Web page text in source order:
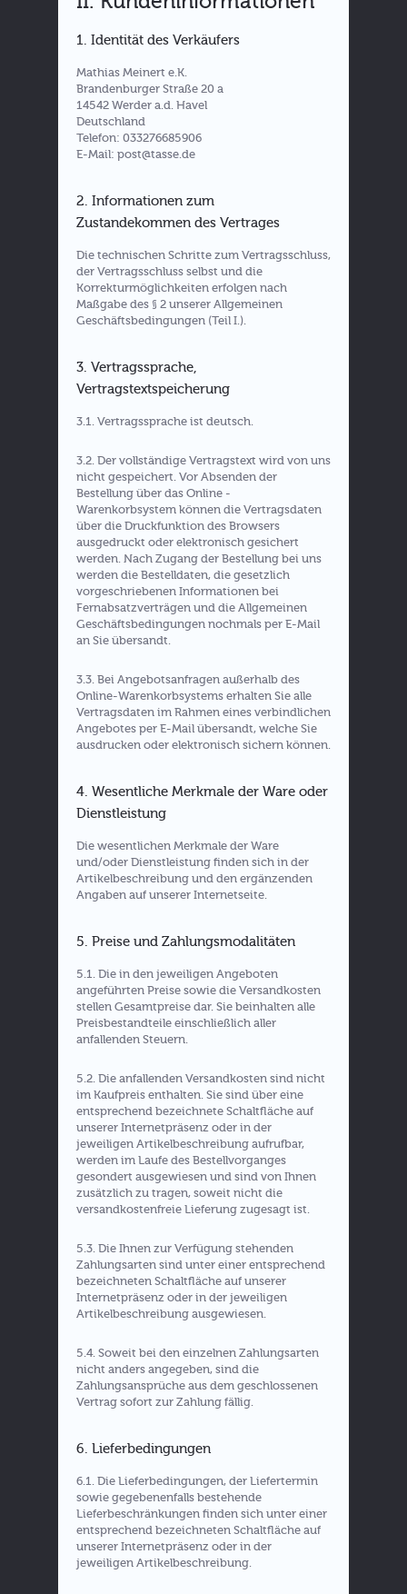
1. Identität des Verkäufers
Mathias Meinert e.K.
Brandenburger Straße 20 a
14542 Werder a.d. Havel
Deutschland
Telefon: 033276685906
E-Mail: post@tasse.de
2. Informationen zum
Zustandekommen des Vertrages
Die technischen Schritte zum Vertragsschluss,
der Vertragsschluss selbst und die
Korrekturmöglichkeiten erfolgen nach
Maßgabe des § 2 unserer Allgemeinen
Geschäftsbedingungen (Teil I.).
3. Vertragssprache,
Vertragstextspeicherung
3.1. Vertragssprache ist deutsch.
3.2. Der vollständige Vertragstext wird von uns
nicht gespeichert. Vor Absenden der
Bestellung über das Online -
Warenkorbsystem können die Vertragsdaten
über die Druckfunktion des Browsers
ausgedruckt oder elektronisch gesichert
werden. Nach Zugang der Bestellung bei uns
werden die Bestelldaten, die gesetzlich
vorgeschriebenen Informationen bei
Fernabsatzverträgen und die Allgemeinen
Geschäftsbedingungen nochmals per E-Mail
an Sie übersandt.
3.3. Bei Angebotsanfragen außerhalb des
Online-Warenkorbsystems erhalten Sie alle
Vertragsdaten im Rahmen eines verbindlichen
Angebotes per E-Mail übersandt, welche Sie
ausdrucken oder elektronisch sichern können.
4. Wesentliche Merkmale der Ware oder
Dienstleistung
Die wesentlichen Merkmale der Ware
und/oder Dienstleistung finden sich in der
Artikelbeschreibung und den ergänzenden
Angaben auf unserer Internetseite.
5. Preise und Zahlungsmodalitäten
5.1. Die in den jeweiligen Angeboten
angeführten Preise sowie die Versandkosten
stellen Gesamtpreise dar. Sie beinhalten alle
Preisbestandteile einschließlich aller
anfallenden Steuern.
5.2. Die anfallenden Versandkosten sind nicht
im Kaufpreis enthalten. Sie sind über eine
entsprechend bezeichnete Schaltfläche auf
unserer Internetpräsenz oder in der
jeweiligen Artikelbeschreibung aufrufbar,
werden im Laufe des Bestellvorganges
gesondert ausgewiesen und sind von Ihnen
zusätzlich zu tragen, soweit nicht die
versandkostenfreie Lieferung zugesagt ist.
5.3. Die Ihnen zur Verfügung stehenden
Zahlungsarten sind unter einer entsprechend
bezeichneten Schaltfläche auf unserer
Internetpräsenz oder in der jeweiligen
Artikelbeschreibung ausgewiesen.
5.4. Soweit bei den einzelnen Zahlungsarten
nicht anders angegeben, sind die
Zahlungsansprüche aus dem geschlossenen
Vertrag sofort zur Zahlung fällig.
6. Lieferbedingungen
6.1. Die Lieferbedingungen, der Liefertermin
sowie gegebenenfalls bestehende
Lieferbeschränkungen finden sich unter einer
entsprechend bezeichneten Schaltfläche auf
unserer Internetpräsenz oder in der
jeweiligen Artikelbeschreibung.